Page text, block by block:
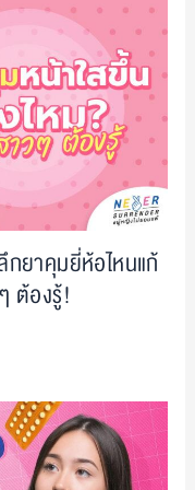
กยาคุมยี่ห้อไหนแก้
ต้องรู้!